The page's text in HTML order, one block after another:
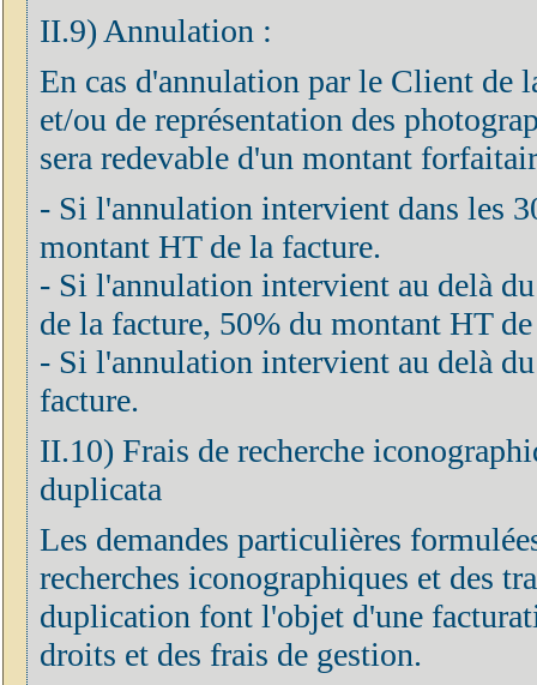
II.9) Annulation :
En cas d'annulation par le Client de
et/ou de représentation des
sera redevable d'un montant
- Si l'annulation intervient dans les
montant HT de la facture.
- Si l'annulation intervient au delà
de la facture, 50% du montant HT
- Si l'annulation intervient au delà
facture.
II.10) Frais de recherche
duplicata
Les demandes particulières
recherches iconographiques et des
duplication font l'objet d'une
droits et des frais de gestion.